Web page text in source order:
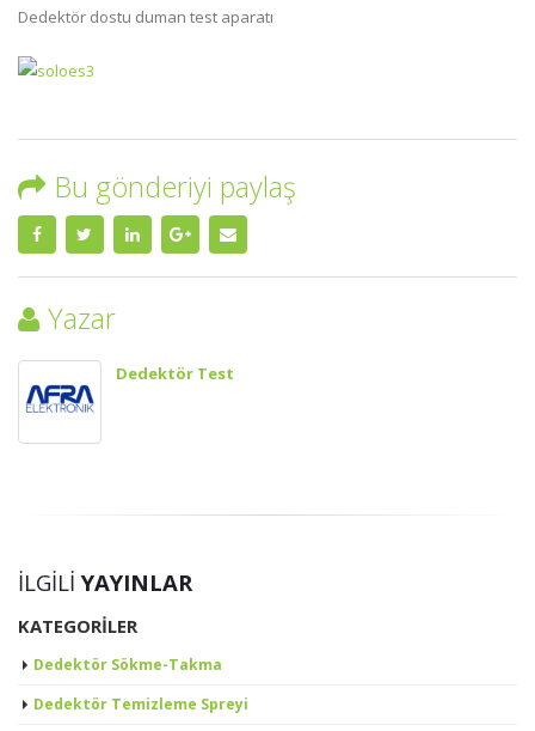
Dedektör dostu duman test aparatı
Bu gönderiyi paylaş
Yazar
Dedektör Test
İLGILIYAYINLAR
KATEGORILER
Dedektör Sökme-Takma
Dedektör Temizleme Spreyi